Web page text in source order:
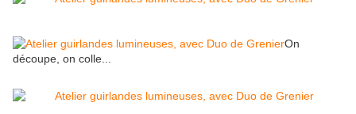
On
découpe, on colle...